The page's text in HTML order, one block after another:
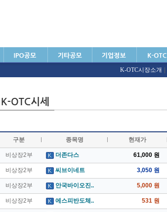
K-OTC시장소개
구분 종목명 현재가
비상장2부 더존다스 61,000 원
비상장2부 씨브이네트 3,050 원
비상장2부 안국바이오진.. 5,000 원
비상장2부 에스피반도체.. 531 원